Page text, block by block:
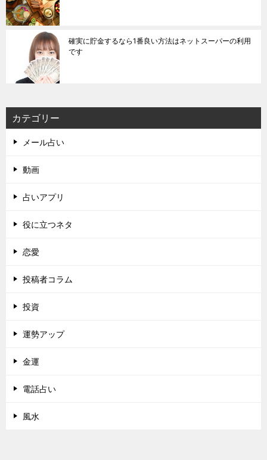
確実に貯金するなら1番良い方法はネットスーパーの利用
です
カテゴリー
メール占い
動画
占いアプリ
役に立つネタ
恋愛
投稿者コラム
投資
運勢アップ
金運
電話占い
風水